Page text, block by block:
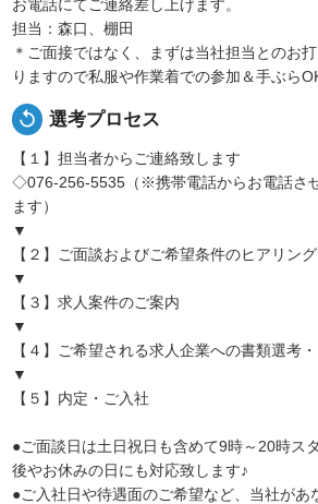
お電話にてご連絡差し上げます。
担当：森口、棚田
＊ご面接ではなく、まずは当社担当とのお
りますので私服や作業着での参加＆手ぶら
replay 選考プロセス
【１】担当者からご連絡致します
◇076-256-5535（※携帯電話からお電話さ
ます）
▼
【２】ご面談およびご希望条件のヒアリング
▼
【３】求人案件のご案内
▼
【４】ご希望される求人企業への書類選考
▼
【５】内定・ご入社
●ご面談日は土日祝日も含めて9時～20時ス
後やお休みの日にも対応致します♪
●ご入社日や待遇面のご希望など、当社があ